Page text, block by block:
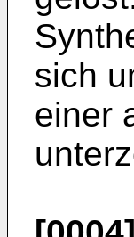
sich
einer